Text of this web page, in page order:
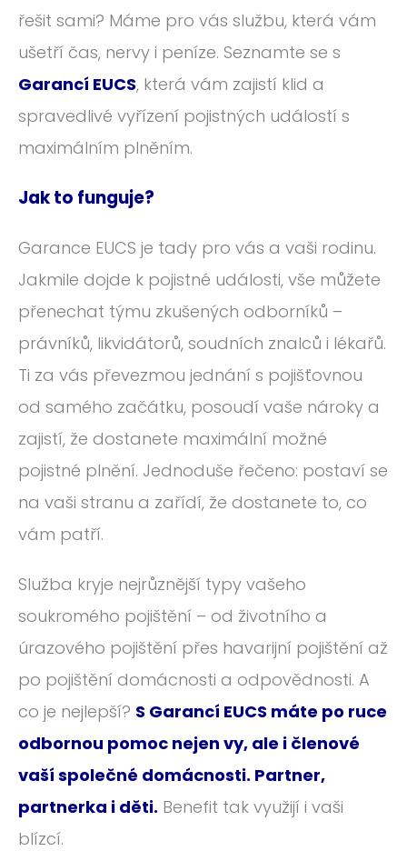
řešit sami? Máme pro vás službu, která vám
ušetří čas, nervy i peníze. Seznamte se s
Garancí EUCS, která vám zajistí klid a
spravedlivé vyřízení pojistných událostí s
maximálním plněním.
Jak to funguje?
Garance EUCS je tady pro vás a vaši rodinu.
Jakmile dojde k pojistné události, vše můžete
přenechat týmu zkušených odborníků –
právníků, likvidátorů, soudních znalců i lékařů.
Ti za vás převezmou jednání s pojišťovnou
od samého začátku, posoudí vaše nároky a
zajistí, že dostanete maximální možné
pojistné plnění. Jednoduše řečeno: postaví se
na vaši stranu a zařídí, že dostanete to, co
vám patří.
Služba kryje nejrůznější typy vašeho
soukromého pojištění – od životního a
úrazového pojištění přes havarijní pojištění až
po pojištění domácnosti a odpovědnosti. A
co je nejlepší? S Garancí EUCS máte po ruce
odbornou pomoc nejen vy, ale i členové
vaší společné domácnosti. Partner,
partnerka i děti. Benefit tak využijí i vaši
blízcí.
ROČNÍK 2012
ROČNÍK 2011
ROČNÍK 2010